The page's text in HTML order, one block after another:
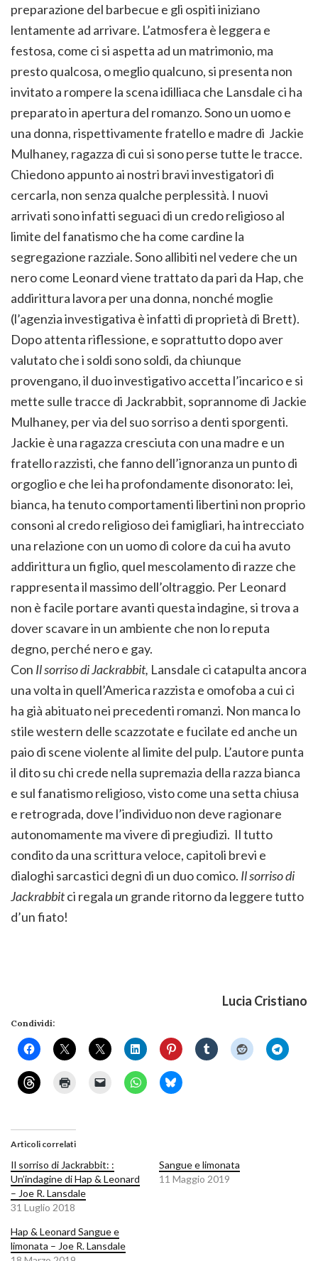
preparazione del barbecue e gli ospiti iniziano
lentamente ad arrivare. L’atmosfera è leggera e
festosa, come ci si aspetta ad un matrimonio, ma
presto qualcosa, o meglio qualcuno, si presenta non
invitato a rompere la scena idilliaca che Lansdale ci ha
preparato in apertura del romanzo. Sono un uomo e
una donna, rispettivamente fratello e madre di Jackie
Mulhaney, ragazza di cui si sono perse tutte le tracce.
Chiedono appunto ai nostri bravi investigatori di
cercarla, non senza qualche perplessità. I nuovi
arrivati sono infatti seguaci di un credo religioso al
limite del fanatismo che ha come cardine la
segregazione razziale. Sono allibiti nel vedere che un
nero come Leonard viene trattato da pari da Hap, che
addirittura lavora per una donna, nonché moglie
(l’agenzia investigativa è infatti di proprietà di Brett).
Dopo attenta riflessione, e soprattutto dopo aver
valutato che i soldi sono soldi, da chiunque
provengano, il duo investigativo accetta l’incarico e si
mette sulle tracce di Jackrabbit, soprannome di Jackie
Mulhaney, per via del suo sorriso a denti sporgenti.
Jackie è una ragazza cresciuta con una madre e un
fratello razzisti, che fanno dell’ignoranza un punto di
orgoglio e che lei ha profondamente disonorato: lei,
bianca, ha tenuto comportamenti libertini non proprio
consoni al credo religioso dei famigliari, ha intrecciato
una relazione con un uomo di colore da cui ha avuto
addirittura un figlio, quel mescolamento di razze che
rappresenta il massimo dell’oltraggio. Per Leonard
non è facile portare avanti questa indagine, si trova a
dover scavare in un ambiente che non lo reputa
degno, perché nero e gay.
Con Il sorriso di Jackrabbit, Lansdale ci catapulta ancora
una volta in quell’America razzista e omofoba a cui ci
ha già abituato nei precedenti romanzi. Non manca lo
stile western delle scazzotate e fucilate ed anche un
paio di scene violente al limite del pulp. L’autore punta
il dito su chi crede nella supremazia della razza bianca
e sul fanatismo religioso, visto come una setta chiusa
e retrograda, dove l’individuo non deve ragionare
autonomamente ma vivere di pregiudizi. Il tutto
condito da una scrittura veloce, capitoli brevi e
dialoghi sarcastici degni di un duo comico. Il sorriso di
Jackrabbitci regalaun grande ritorno da leggere tutto
d’un fiato!
Lucia Cristiano
Condividi:
Articoli correlati
Il sorriso di Jackrabbit: :
Un’indagine di Hap & Leonard
– Joe R. Lansdale
31 Luglio 2018
Sangue e limonata
11 Maggio 2019
Hap & Leonard Sangue e
limonata – Joe R. Lansdale